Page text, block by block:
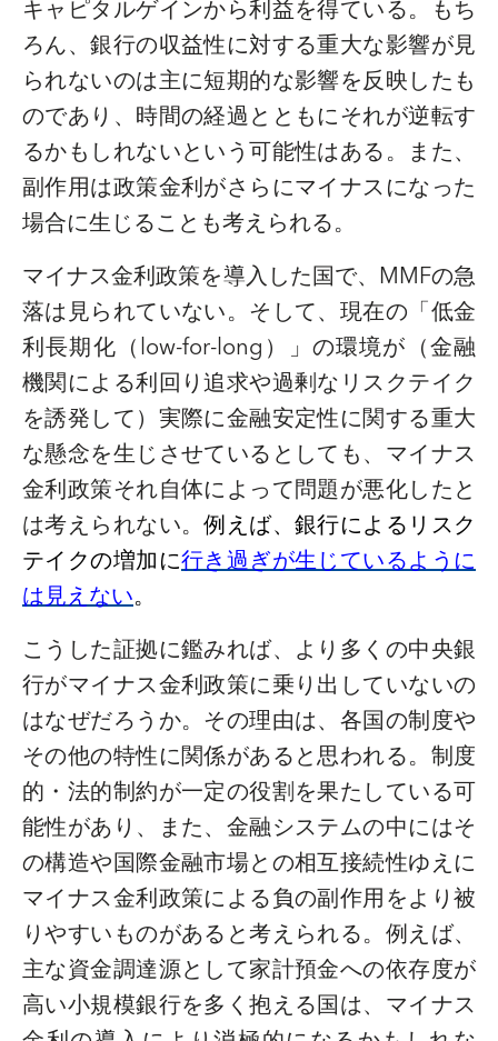
キャピタルゲインから利益を得ている。もち
ろん、銀行の収益性に対する重大な影響が見
られないのは主に短期的な影響を反映したも
のであり、時間の経過とともにそれが逆転す
るかもしれないという可能性はある。また、
副作用は政策金利がさらにマイナスになった
場合に生じることも考えられる。
マイナス金利政策を導入した国で、 MMFの急
落は見られていない。そして、現在の「低金
利長期化（low-for-long）」の環境が（金融
機関による利回り追求や過剰なリスクテイク
を誘発して）実際に金融安定性に関する重大
な懸念を生じさせているとしても、マイナス
金利政策それ自体によって問題が悪化したと
は考えられない。例えば、銀行によるリスク
テイクの増加に行き過ぎが生じているように
は見えない。
こうした証拠に鑑みれば、より多くの中央銀
行がマイナス金利政策に乗り出していないの
はなぜだろうか。その理由は、各国の制度や
その他の特性に関係があると思われる。制度
的・法的制約が一定の役割を果たしている可
能性があり、また、金融システムの中にはそ
の構造や国際金融市場との相互接続性ゆえに
マイナス金利政策による負の副作用をより被
りやすいものがあると考えられる。例えば、
主な資金調達源として家計預金への依存度が
高い小規模銀行を多く抱える国は、マイナス